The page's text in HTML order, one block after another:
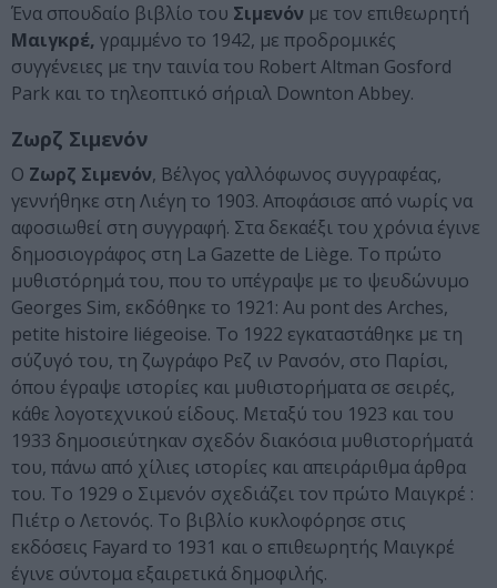
Ένα σπουδαίο βιβλίο του Σιμενόν με τον επιθεωρητή
Μαιγκρέ, γραμμένο το 1942, με προδρομικές
συγγένειες με την ταινία του Robert Altman Gosford
Park και το τηλεοπτικό σήριαλ Downton Abbey.
Ζωρζ Σιμενόν
Ο Ζωρζ Σιμενόν, Βέλγος γαλλόφωνος συγγραφέας,
γεννήθηκε στη Λιέγη το 1903. Αποφάσισε από νωρίς να
αφοσιωθεί στη συγγραφή. Στα δεκαέξι του χρόνια έγινε
δημοσιογράφος στη La Gazette de Liège. Το πρώτο
μυθιστόρημά του, που το υπέγραψε με το ψευδώνυμο
Georges Sim, εκδόθηκε το 1921: Au pont des Arches,
petite histoire liégeoise. Το 1922 εγκαταστάθηκε με τη
σύζυγό του, τη ζωγράφο Ρεζ ιν Ρανσόν, στο Παρίσι,
όπου έγραψε ιστορίες και μυθιστορήματα σε σειρές,
κάθε λογοτεχνικού είδους. Μεταξύ του 1923 και του
1933 δημοσιεύτηκαν σχεδόν διακόσια μυθιστορήματά
του, πάνω από χίλιες ιστορίες και απειράριθμα άρθρα
του. Το 1929 ο Σιμενόν σχεδιάζει τον πρώτο Μαιγκρέ :
Πιέτρ ο Λετονός. Το βιβλίο κυκλοφόρησε στις
εκδόσεις Fayard το 1931 και ο επιθεωρητής Μαιγκρέ
έγινε σύντομα εξαιρετικά δημοφιλής.